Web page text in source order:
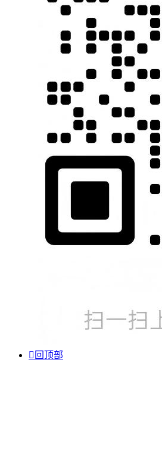
 回顶部